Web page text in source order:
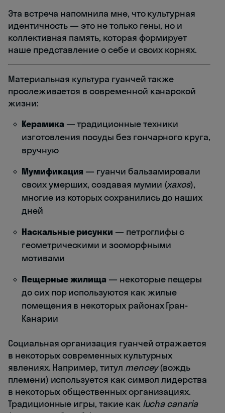
Эта встреча напомнила мне, что культурная
идентичность — это не только гены, но и
коллективная память, которая формирует
наше представление о себе и своих корнях.
Материальная культура гуанчей также
прослеживается в современной канарской
жизни:
Керамика — традиционные техники
изготовления посуды без гончарного круга,
вручную
Мумификация — гуанчи бальзамировали
своих умерших, создавая мумии (xaxos),
многие из которых сохранились до наших
дней
Наскальные рисунки — петроглифы с
геометрическими и зооморфными
мотивами
Пещерные жилища — некоторые пещеры
до сих пор используются как жилые
помещения в некоторых районах Гран-
Канарии
Социальная организация гуанчей отражается
в некоторых современных культурных
явлениях. Например, титул mencey(вождь
племени) используется как символ лидерства
в некоторых общественных организациях.
Традиционные игры, такие как lucha canaria